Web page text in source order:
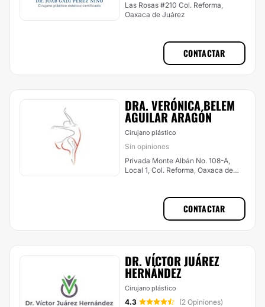
Las Rosas #210 Col. Reforma,
Oaxaca de Juárez
CONTACTAR
DRA. VERÓNICA BELEM
AGUILAR ARAGÓN
Cirujano plástico
Sin opiniones
Privada Monte Albán No. 108-A,
Local 1, Col. Reforma, Oaxaca de
CONTACTAR
DR. VÍCTOR JUÁREZ
HERNÁNDEZ
Cirujano plástico
4.3
(2 Opiniones)